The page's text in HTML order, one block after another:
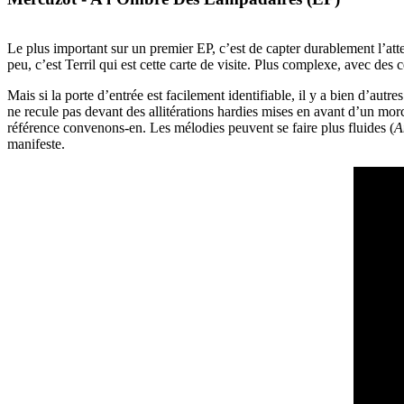
Le plus important sur un premier EP, c’est de capter durablement
peu, c’est Terril qui est cette carte de visite. Plus complexe, avec des
Mais si la porte d’entrée est facilement identifiable, il y a bien
ne recule pas devant des allitérations hardies mises en avant d’un
référence convenons-en. Les mélodies peuvent se faire plus fluides (
manifeste.